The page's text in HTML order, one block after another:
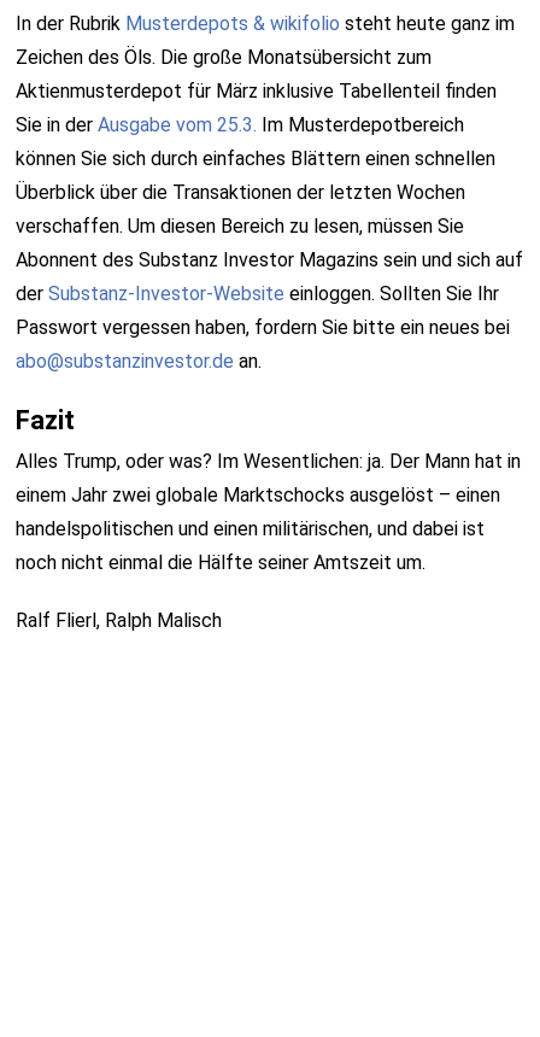
In der Rubrik Musterdepots & wikifolio steht heute ganz im
Zeichen des Öls. Die große Monatsübersicht zum
Aktienmusterdepot für März inklusive Tabellenteil finden
Sie in derAusgabe vom 25.3. Im Musterdepotbereich
können Sie sich durch einfaches Blättern einen schnellen
Überblick über die Transaktionen der letzten Wochen
verschaffen. Um diesen Bereich zu lesen, müssen Sie
Abonnent des Substanz Investor Magazins sein und sich auf
derSubstanz-Investor-Website einloggen. Sollten Sie Ihr
Passwort vergessen haben, fordern Sie bitte ein neues bei
abo@substanzinvestor.de an.
Fazit
Alles Trump, oder was? Im Wesentlichen: ja. Der Mann hat in
einem Jahr zwei globale Marktschocks ausgelöst – einen
handelspolitischen und einen militärischen, und dabei ist
noch nicht einmal die Hälfte seiner Amtszeit um.
Ralf Flierl, Ralph Malisch